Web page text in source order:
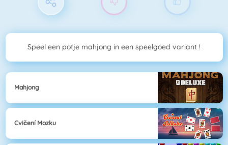
Speel een potje mahjong in een speelgoed variant !
Mahjong
Cvičení Mozku